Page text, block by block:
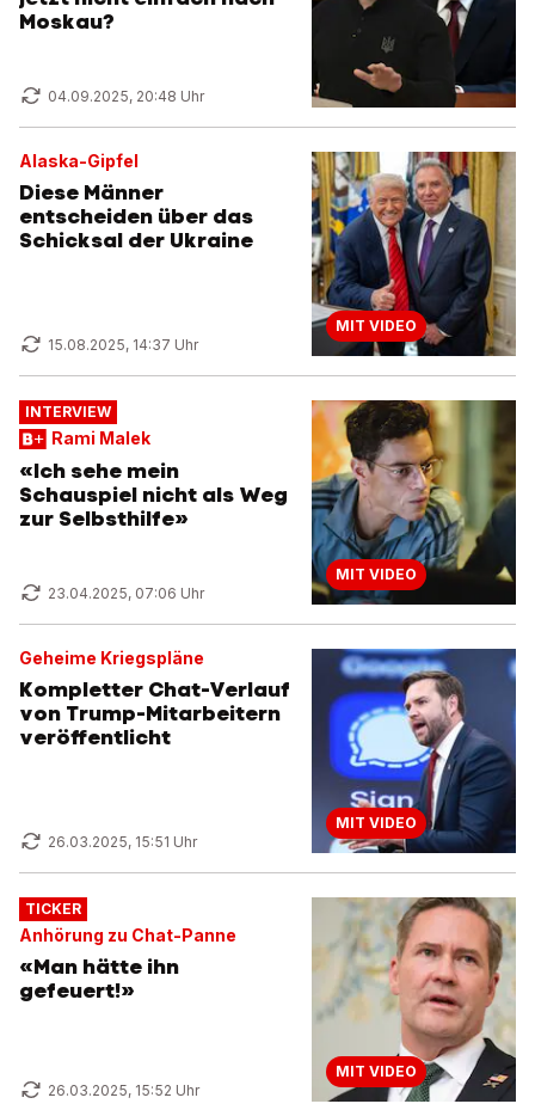
Moskau?
04.09.2025, 20:48 Uhr
Alaska-Gipfel
Diese Männer
entscheiden über das
Schicksal der Ukraine
15.08.2025, 14:37 Uhr
MIT VIDEO
INTERVIEW
Rami Malek
«Ich sehe mein
Schauspiel nicht als Weg
zur Selbsthilfe»
23.04.2025, 07:06 Uhr
MIT VIDEO
Geheime Kriegspläne
Kompletter Chat-Verlauf
von Trump-Mitarbeitern
veröffentlicht
26.03.2025, 15:51 Uhr
MIT VIDEO
TICKER
Anhörung zu Chat-Panne
«Man hätte ihn
gefeuert!»
26.03.2025, 15:52 Uhr
MIT VIDEO